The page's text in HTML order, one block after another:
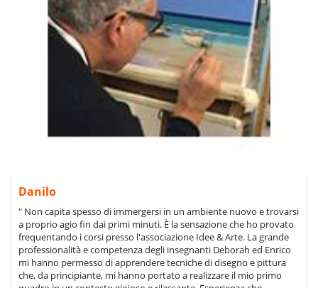
Danilo
" Non capita spesso di immergersi in un ambiente nuovo e trovarsi
a proprio agio fin dai primi minuti. È la sensazione che ho provato
frequentando i corsi presso l'associazione Idee & Arte. La grande
professionalità e competenza degli insegnanti Deborah ed Enrico
mi hanno permesso di apprendere tecniche di disegno e pittura
che, da principiante, mi hanno portato a realizzare il mio primo